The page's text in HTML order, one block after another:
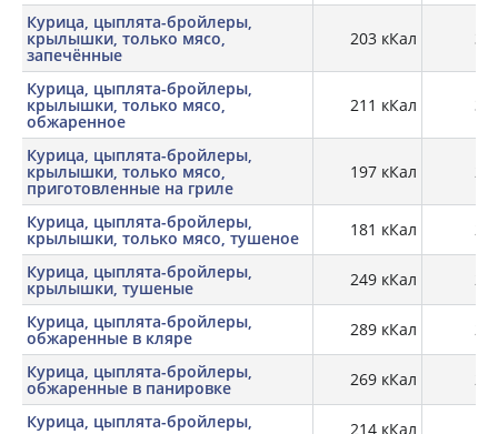
Курица, цыплята-бройлеры,
крылышки, только мясо,
запечённые
203 кКал
Курица, цыплята-бройлеры,
крылышки, только мясо,
обжаренное
211 кКал
Курица, цыплята-бройлеры,
крылышки, только мясо,
приготовленные на гриле
197 кКал
Курица, цыплята-бройлеры,
крылышки, только мясо, тушеное 181 кКал
Курица, цыплята-бройлеры,
крылышки, тушеные 249 кКал
Курица, цыплята-бройлеры,
обжаренные в кляре 289 кКал
Курица, цыплята-бройлеры,
обжаренные в панировке 269 кКал
Курица, цыплята-бройлеры,
214 кКал